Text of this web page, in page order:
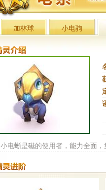
加林球 小电驹
小电蜥是磁的使用者，能力全面